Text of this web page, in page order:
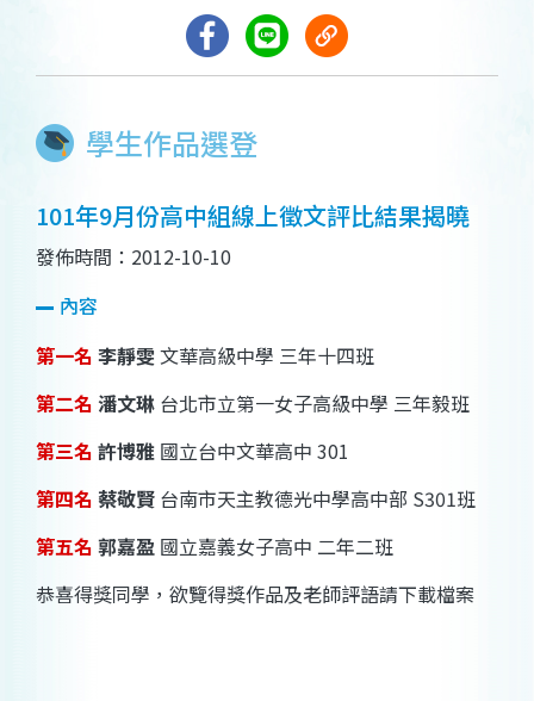
學生作品選登
101年9月份高中組線上徵文評比結果揭曉
發佈時間：2012-10-10
內容
第一名 李靜雯 文華高級中學 三年十四班
第二名 潘文琳 台北市立第一女子高級中學 三年毅班
第三名 許博雅 國立台中文華高中 301
第四名 蔡敬賢 台南市天主教德光中學高中部 S301班
第五名 郭嘉盈 國立嘉義女子高中 二年二班
恭喜得獎同學，欲覽得獎作品及老師評語請下載檔案